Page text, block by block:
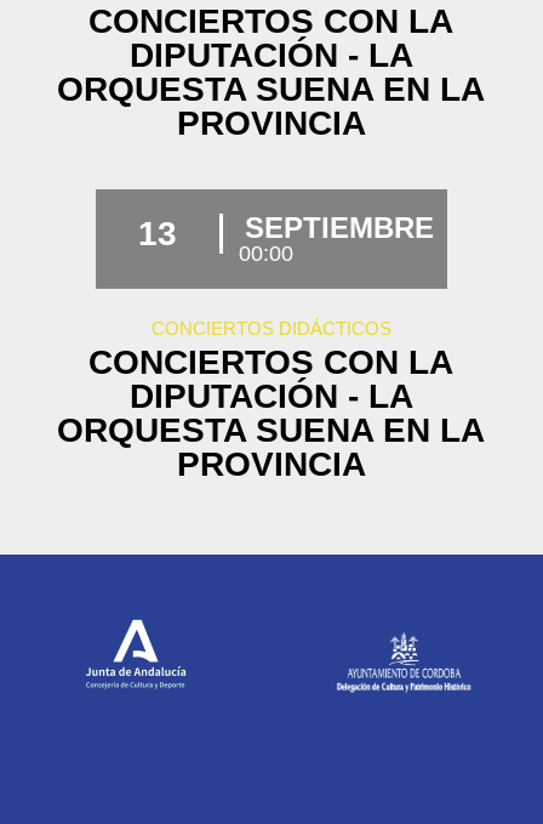
CONCIERTOS CON LA
DIPUTACIÓN - LA
ORQUESTA SUENA EN LA
PROVINCIA
13 SEPTIEMBRE
00:00
CONCIERTOS DIDÁCTICOS
CONCIERTOS CON LA
DIPUTACIÓN - LA
ORQUESTA SUENA EN LA
PROVINCIA